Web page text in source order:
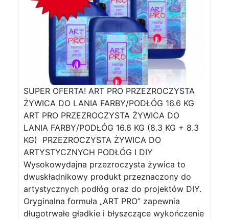
SUPER OFERTA! ART PRO PRZEZROCZYSTA
ŻYWICA DO LANIA FARBY/PODŁÓG 16.6 KG
ART PRO PRZEZROCZYSTA ŻYWICA DO
LANIA FARBY/PODŁÓG 16.6 KG (8.3 KG + 8.3
KG) PRZEZROCZYSTA ŻYWICA DO
ARTYSTYCZNYCH PODŁÓG I DIY
Wysokowydajna przezroczysta żywica to
dwuskładnikowy produkt przeznaczony do
artystycznych podłóg oraz do projektów DIY.
Oryginalna formuła „ART PRO” zapewnia
długotrwałe gładkie i błyszczące wykończenie